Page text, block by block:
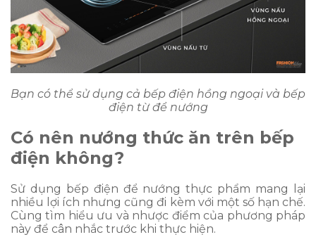
Bạn có thể sử dụng cả bếp điện hồng ngoại và bếp
điện từ để nướng
Có nên nướng thức ăn trên bếp
điện không?
Sử dụng bếp điện để nướng thực phẩm mang lại
nhiều lợi ích nhưng cũng đi kèm với một số hạn chế.
Cùng tìm hiểu ưu và nhược điểm của phương pháp
này để cân nhắc trước khi thực hiện.